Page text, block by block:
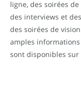
ligne, des soirées
des interviews et
des soirées de
amples
sont disponibles sur